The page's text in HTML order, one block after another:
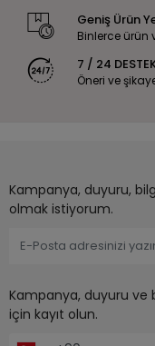
Geniş Ürün
Binlerce ürün
7 / 24
Öneri ve
Kampanya, duyuru,
olmak istiyorum.
Kampanya, duyuru ve
için kayıt olun.